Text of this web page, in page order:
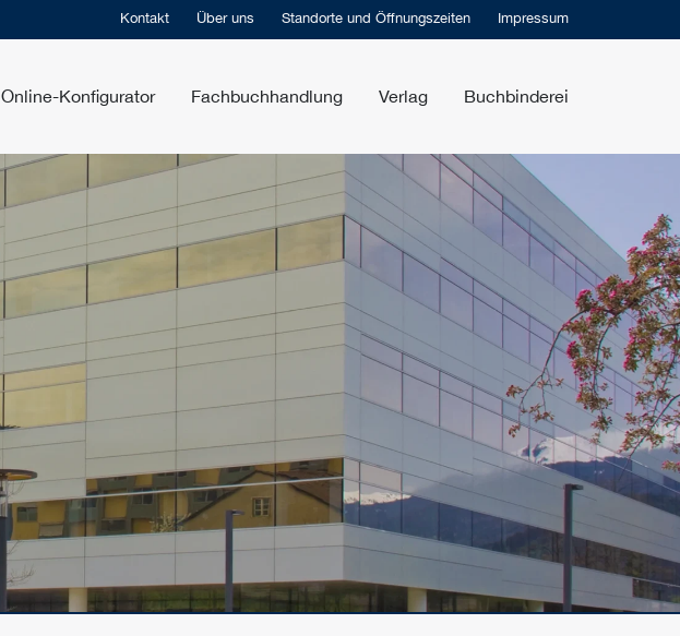
Kontakt Über uns Standorte und Öffnungszeiten Impressum
Online-Konfigurator Fachbuchhandlung Verlag Buchbinderei